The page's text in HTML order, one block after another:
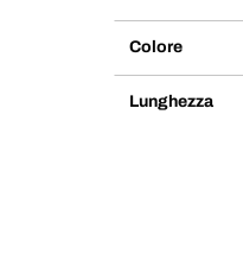
Colore
Lunghezza